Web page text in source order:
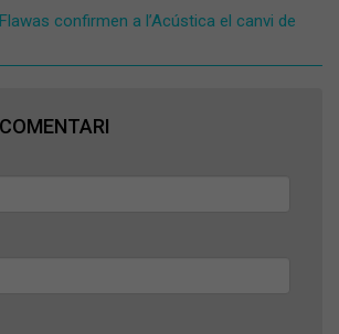
confirmen a l’Acústica el canvi de